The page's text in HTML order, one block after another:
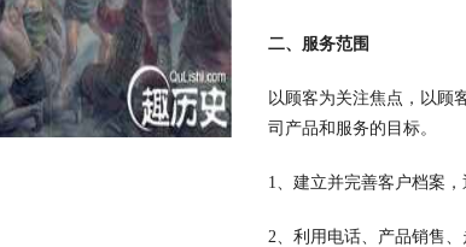
二、服务范围
以顾客为关注焦点，以顾
司产品和服务的目标。
1、建立并完善客户档案
2、利用电话、产品销售